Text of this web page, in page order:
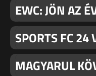
EWC: JÖN AZ
SPORTS FC 24
MAGYARUL